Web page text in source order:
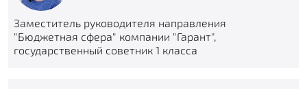
Заместитель руководителя направления
"Бюджетная сфера" компании "Гарант",
государственный советник 1 класса